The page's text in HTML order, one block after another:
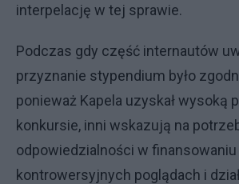
interpelację w tej sprawie.
Podczas gdy część internautów
przyznanie stypendium było
ponieważ Kapela uzyskał wysoką
konkursie, inni wskazują na
odpowiedzialności w
kontrowersyjnych poglądach i